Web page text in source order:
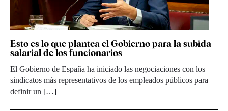
Esto es lo que plantea el Gobierno para la subida
salarial de los funcionarios
El Gobierno de España ha iniciado las negociaciones con los
sindicatos más representativos de los empleados públicos para
definir un […]